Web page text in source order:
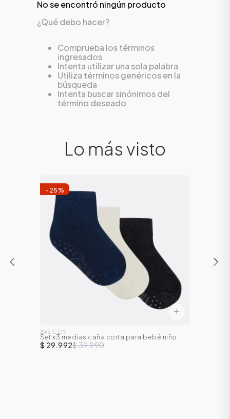
No se encontró ningún producto
¿Qué debo hacer?
Comprueba los términos
ingresados
Intenta utilizar una sola palabra
Utiliza términos genéricos en la
búsqueda
Intenta buscar sinónimos del
término deseado
Lo más visto
- 25 %
BASICOS
Set x3 medias caña corta para bebé niño
$ 29.992$ 39.990